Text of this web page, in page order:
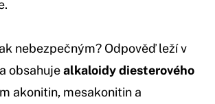
nebezpečným? Odpověď leží v
obsahujealkaloidy diesterového
akonitin, mesakonitin a